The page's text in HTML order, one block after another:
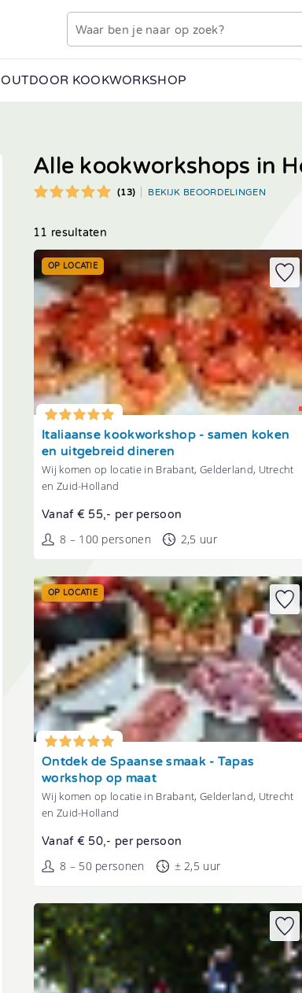
OUTDOOR KOOKWORKSHOP
Alle kookworkshops in
(13) BEKIJK BEOORDELINGEN
11 resultaten
Tonen
OP LOCATIE
Italiaanse kookworkshop - samen koken
en uitgebreid dineren
Wij komen op locatie in Brabant, Gelderland, Utrecht
en Zuid-Holland
Vanaf € 55,- per persoon
8 – 100 personen 2,5 uur
Tonen
OP LOCATIE
Ontdek de Spaanse smaak - Tapas
workshop op maat
Wij komen op locatie in Brabant, Gelderland, Utrecht
en Zuid-Holland
Vanaf € 50,- per persoon
8 – 50 personen ± 2,5 uur